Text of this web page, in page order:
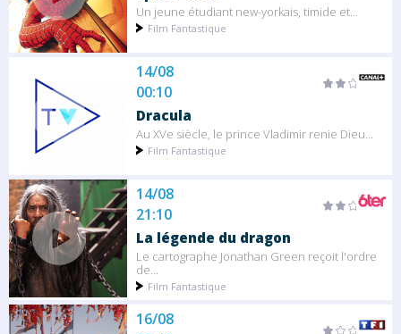
Un jeune étudiant new-yorkais, timide et...
Film Fantastique
14/08
00:10
Dracula
Au XVe siècle, le prince Vladimir renie Dieu...
Film Fantastique
14/08
21:10
La légende du dragon
Le cartographe Jonathan Green reçoit l'ordre
de...
Film Fantastique
16/08